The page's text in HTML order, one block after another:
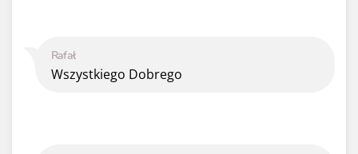
Rafał
Wszystkiego Dobrego